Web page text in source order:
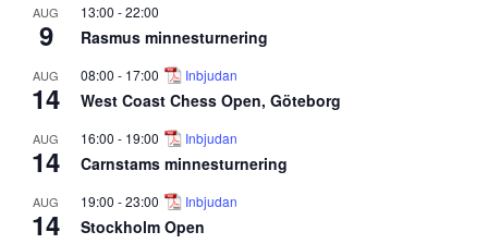
AUG
9
13:00 -22:00
Rasmus minnesturnering
AUG
14
08:00 - 17:00 Inbjudan
West Coast Chess Open, Göteborg
AUG
14
16:00 - 19:00 Inbjudan
Carnstams minnesturnering
AUG
14
19:00 -23:00 Inbjudan
Stockholm Open